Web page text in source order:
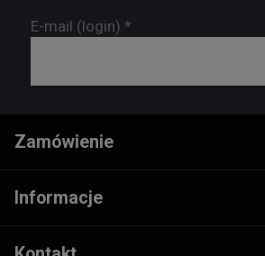
E-mail (login) *
Zamówienie
Informacje